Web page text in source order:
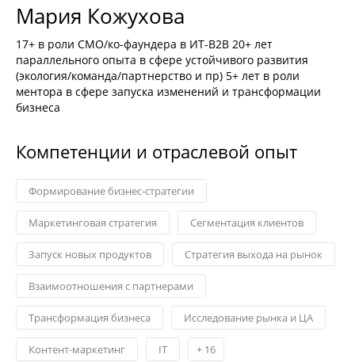
Мария Кожухова
17+ в роли CMO/ко-фаундера в ИТ-B2B 20+ лет
параллельного опыта в сфере устойчивого развития
(экология/команда/партнерство и пр) 5+ лет в роли
ментора в сфере запуска изменений и трансформации
бизнеса
Компетенции и отраслевой опыт
Формирование бизнес-стратегии
Маркетинговая стратегия Сегментация клиентов
Запуск новых продуктов Стратегия выхода на рынок
Взаимоотношения с партнерами
Трансформация бизнеса Исследование рынка и ЦА
Контент-маркетинг IT + 16